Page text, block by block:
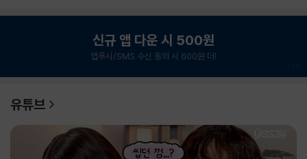
신규 앱 다운 시 500원
앱푸시/SMS 수신 동의 시 600원 더!
유튜브